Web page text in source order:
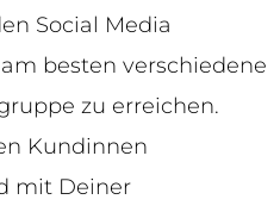
Social Media
besten verschiedene
zu erreichen.
Kundinnen
mit Deiner